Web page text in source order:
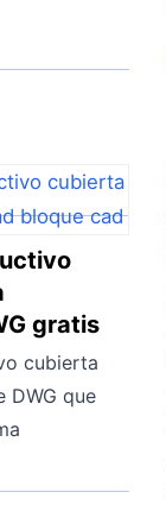
gratis
cubierta
DWG que